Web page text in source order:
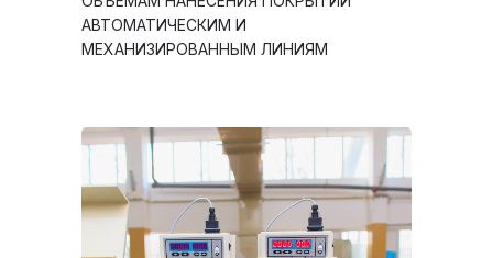
АВТОМАТИЧЕСКИМ И
МЕХАНИЗИРОВАННЫМ ЛИНИЯМ